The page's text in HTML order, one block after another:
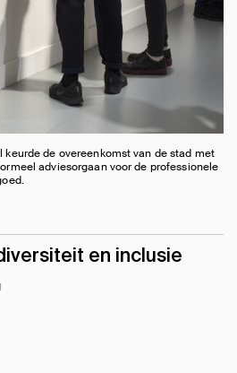
keurde de overeenkomst van de stad met
adviesorgaan voor de professionele
en inclusie